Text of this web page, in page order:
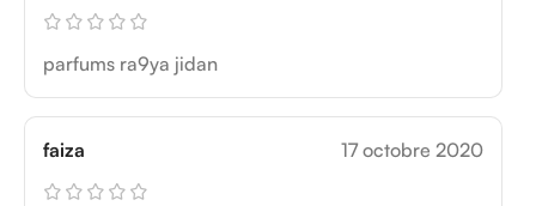
parfums ra9ya jidan
faiza 17 octobre 2020